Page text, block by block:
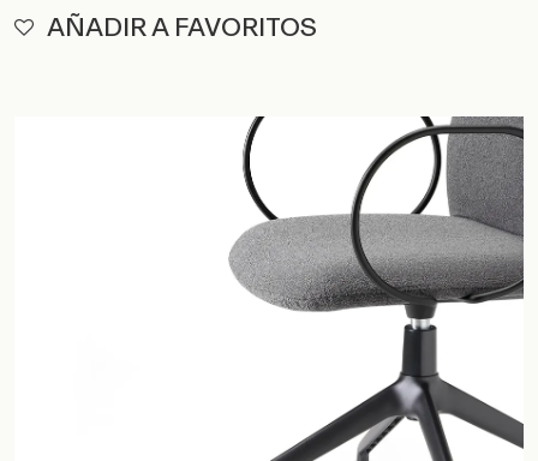
AÑADIR A FAVORITOS